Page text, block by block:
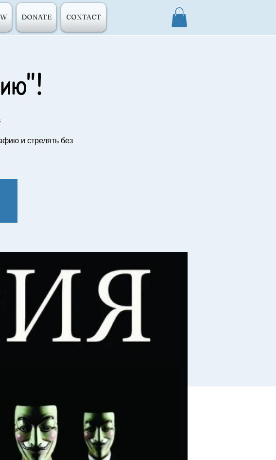
DONATE CONTACT
и стрелять без